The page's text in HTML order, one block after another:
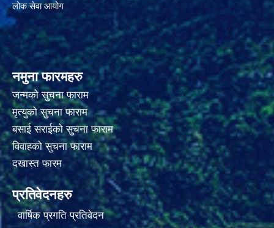
लोक सेवा आयोग
नमुना फारमहरु
जन्मको सुचना फाराम
मृत्युको सुचना फाराम
बसाई सराईको सुचना फाराम
विवाहको सुचना फाराम
दखास्त फारम
प्रतिवेदनहरु
वार्षिक प्रगति प्रतिवेदन